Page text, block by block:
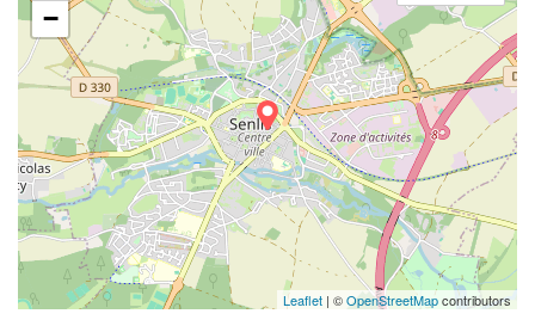
−
Leaflet | ©OpenStreetMapcontributors